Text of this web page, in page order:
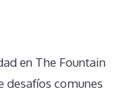
en The Fountain
desafíos comunes